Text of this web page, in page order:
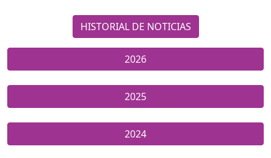
HISTORIAL DE NOTICIAS
2026
2025
2024